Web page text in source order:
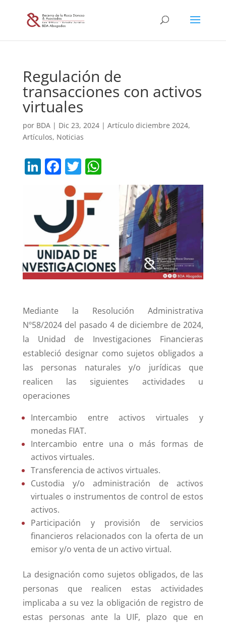
Regulación de
transacciones con activos
virtuales
por BDA| Dic 23, 2024| Artículo diciembre 2024,
Artículos, Noticias
Li
e
dI
n
F
a
c
e
b
o
o
k
T
itt
er
W
at
p
p
Mediante la Resolución Administrativa
Nº58/2024 del pasado 4 de diciembre de 2024,
la Unidad de Investigaciones Financieras
estableció designar como sujetos obligados a
las personas naturales y/o jurídicas que
realicen las siguientes actividades u
operaciones
Intercambio entre activos virtuales y
monedas FIAT.
Intercambio entre una o más formas de
activos virtuales.
Transferencia de activos virtuales.
Custodia y/o administración de activos
virtuales o instrumentos de control de estos
activos.
Participación y provisión de servicios
financieros relacionados con la oferta de un
emisor y/o venta de un activo virtual.
La designación como sujetos obligados, de las
personas que realicen estas actividades
implicaba a su vez la obligación de registro de
estas personas ante la UIF, plazo que en